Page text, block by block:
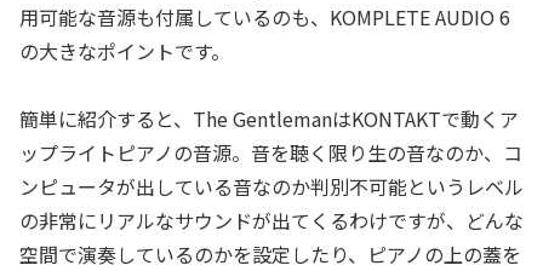
用可能な音源も付属しているのも、KOMPLETE AUDIO 6
の大きなポイントです。
簡単に紹介すると、The GentlemanはKONTAKTで動くア
ップライトピアノの音源。音を聴く限り生の音なのか、コ
ンピュータが出している音なのか判別不可能というレベル
の非常にリアルなサウンドが出てくるわけですが、どんな
空間で演奏しているのかを設定したり、ピアノの上の蓋を